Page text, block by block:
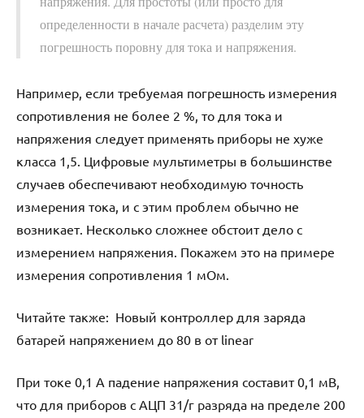
определенности в начале расчета) разделим эту
погрешность поровну для тока и напряжения.
Например, если требуемая погрешность измерения
сопротивления не более 2 %, то для тока и
напряжения следует применять приборы не хуже
класса 1,5. Цифровые мультиметры в большинстве
случаев обеспечивают необходимую точность
измерения тока, и с этим проблем обычно не
возникает. Несколько сложнее обстоит дело с
измерением напряжения. Покажем это на примере
измерения сопротивления 1 мОм.
Читайте также: Новый контроллер для заряда
батарей напряжением до 80 в от linear
При токе 0,1 А падение напряжения составит 0,1 мВ,
что для приборов с АЦП 31/г разряда на пределе 200